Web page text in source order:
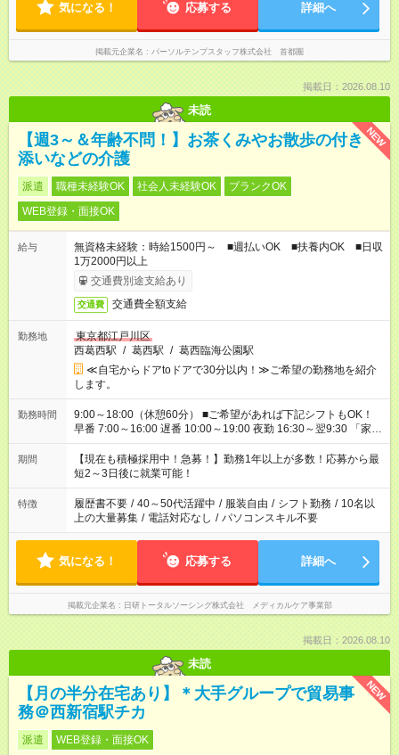
気になる！ 応募する 詳細へ
掲載元企業名 パーソルテンプスタッフ株式会社 首都圏
掲載日：2026.08.10
未読
NEW
【週3～＆年齢不問！】お茶くみやお散歩の付き
添いなどの介護
派遣 職種未経験OK 社会人未経験OK
ブランクOK
WEB登録・面接OK
給与
無資格未経験：時給1500円～ ■週払いOK ■扶養内OK ■日収
1万2000円以上
交通費別途支給あり
交通費 交通費全額支給
勤務地
東京都江戸川区
西葛西駅 / 葛西駅 / 葛西臨海公園駅
≪自宅からドアtoドアで30分以内！≫ご希望の勤務地を紹介
します。
勤務時間
9:00～18:00（休憩60分） ■ご希望があれば下記シフトもOK！
早番 7:00～16:00 遅番 10:00～19:00 夜勤 16:30～翌9:30 「家族
と休みを合わせたい」 「余裕を持って夕飯の準備がしたい」
「できれば残業はしたくない」 など、ご希望を教えてください
ね。 ※Wワーク希望の方へ 今ご覧のお仕事で希望する勤務時間
と、もう1つのお仕事の勤務時間。 合計で週40時間を超える場
合は応募できません。
期間
【現在も積極採用中！急募！】勤務1年以上が多数！応募から最
短2～3日後に就業可能！
特徴 履歴書不要 / 40～50代活躍中 / 服装自由 / シフト勤務 / 10名以
上の大量募集 / 電話対応なし / パソコンスキル不要
気になる！ 応募する 詳細へ
掲載元企業名 日研トータルソーシング株式会社 メディカルケア事業部
掲載日：2026.08.10
未読
NEW
【月の半分在宅あり】＊大手グループで貿易事
務＠西新宿駅チカ
派遣 WEB登録・面接OK